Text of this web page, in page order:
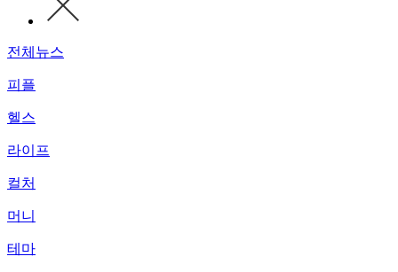
전체뉴스
피플
헬스
라이프
컬처
머니
테마